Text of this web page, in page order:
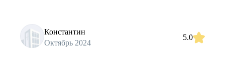
Константин
Октябрь 2024
5.0